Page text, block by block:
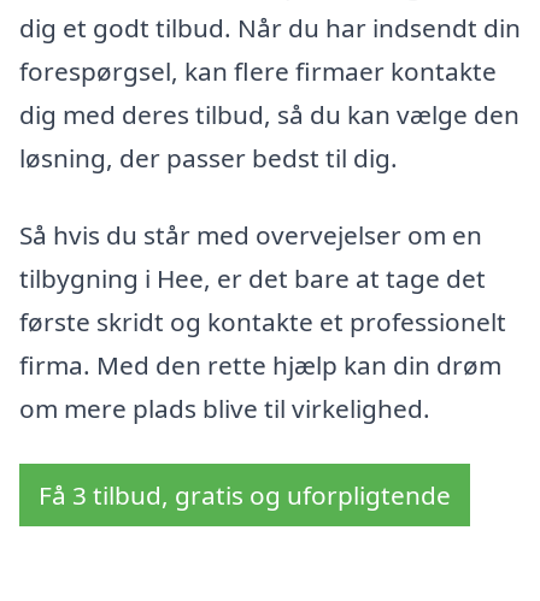
dig et godt tilbud. Når du har indsendt din
forespørgsel, kan flere firmaer kontakte
dig med deres tilbud, så du kan vælge den
løsning, der passer bedst til dig.
Så hvis du står med overvejelser om en
tilbygning i Hee, er det bare at tage det
første skridt og kontakte et professionelt
firma. Med den rette hjælp kan din drøm
om mere plads blive til virkelighed.
Få 3 tilbud, gratis og uforpligtende